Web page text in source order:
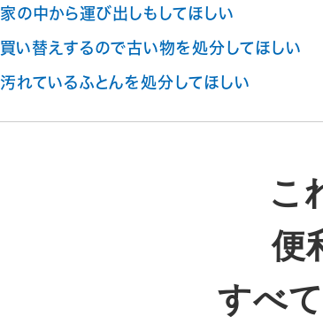
家の中から運び出しもしてほしい
買い替えするので古い物を処分してほしい
汚れているふとんを処分してほしい
こ
便
すべ